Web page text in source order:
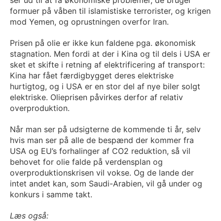
formuer på våben til islamistiske terrorister, og krigen
mod Yemen, og oprustningen overfor Iran.
Prisen på olie er ikke kun faldene pga. økonomisk
stagnation. Men fordi at der i Kina og til dels i USA er
sket et skifte i retning af elektrificering af transport:
Kina har fået færdigbygget deres elektriske
hurtigtog, og i USA er en stor del af nye biler solgt
elektriske. Olieprisen påvirkes derfor af relativ
overproduktion.
Når man ser på udsigterne de kommende ti år, selv
hvis man ser på alle de bespænd der kommer fra
USA og EU’s forhalinger af CO2 reduktion, så vil
behovet for olie falde på verdensplan og
overproduktionskrisen vil vokse. Og de lande der
intet andet kan, som Saudi-Arabien, vil gå under og
konkurs i samme takt.
Læs også: